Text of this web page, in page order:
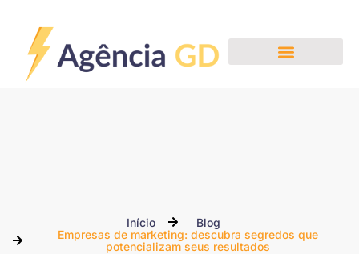
Início
Blog
Empresas de marketing: descubra segredos que
potencializam seus resultados